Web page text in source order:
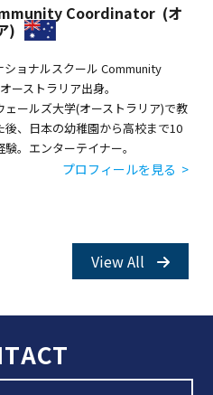
Coordinator (オ
)
ショナルスクール Community
ーストラリア出身。
ェールズ大学(オーストラリア)で教
後、日本の幼稚園から高校まで10
。エンターテイナー。
プロフィールを見る >
View All